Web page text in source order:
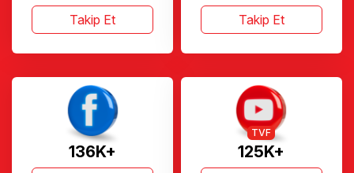
Takip Et Takip Et
136K+ 125K+
TVF